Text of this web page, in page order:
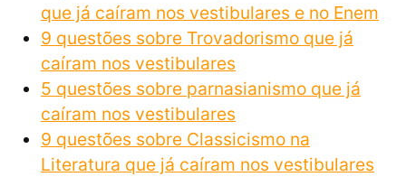
que já caíram nos vestibulares e no Enem
9 questões sobre Trovadorismo que já
caíram nos vestibulares
5 questões sobre parnasianismo que já
caíram nos vestibulares
9 questões sobre Classicismo na
Literatura que já caíram nos vestibulares